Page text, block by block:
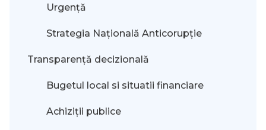
Urgență
Strategia Națională Anticorupție
Transparență decizională
Bugetul local si situatii financiare
Achiziții publice